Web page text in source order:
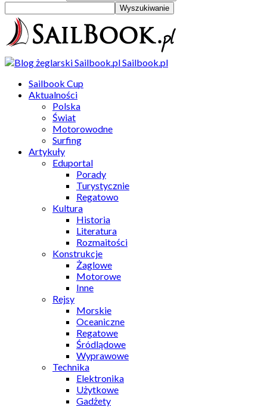
Sailbook.pl
Sailbook Cup
Aktualności
Polska
Świat
Motorowodne
Surfing
Artykuły
Eduportal
Porady
Turystycznie
Regatowo
Kultura
Historia
Literatura
Rozmaitości
Konstrukcje
Żaglowe
Motorowe
Inne
Rejsy
Morskie
Oceaniczne
Regatowe
Śródlądowe
Wyprawowe
Technika
Elektronika
Użytkowe
Gadżety